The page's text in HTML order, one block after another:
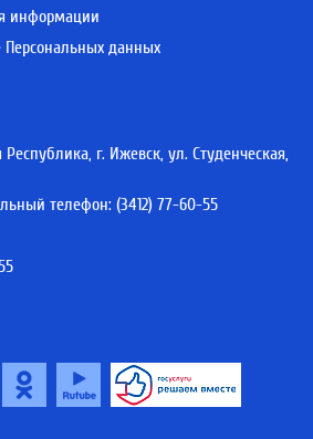
информации
Персональных данных
г. Ижевск, ул. Студенческая,
телефон: (3412) 77-60-55